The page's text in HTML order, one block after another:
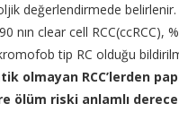
değerlendirmede belirlenir.
nın clear cell
tip RC olduğu
olmayan RCC’lerden
ölüm riski anlamlı